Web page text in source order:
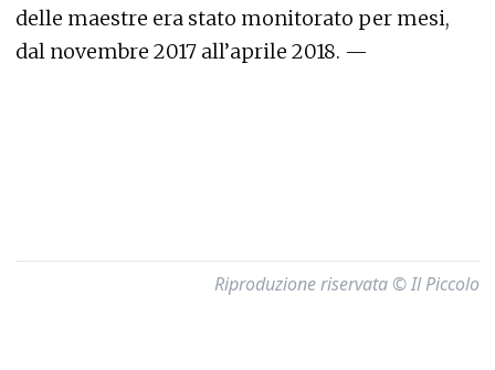
delle maestre era stato monitorato per mesi,
dal novembre 2017 all’aprile 2018. —
Riproduzione riservata © Il Piccolo